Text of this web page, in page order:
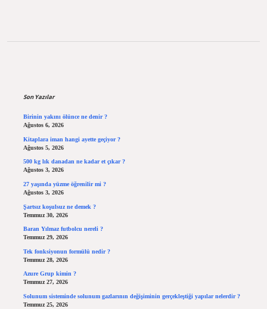
Son Yazılar
Birinin yakını ölünce ne denir ?
Ağustos 6, 2026
Kitaplara iman hangi ayette geçiyor ?
Ağustos 5, 2026
500 kg lık danadan ne kadar et çıkar ?
Ağustos 3, 2026
27 yaşında yüzme öğrenilir mi ?
Ağustos 3, 2026
Şartsız koşulsuz ne demek ?
Temmuz 30, 2026
Baran Yılmaz futbolcu nereli ?
Temmuz 29, 2026
Tek fonksiyonun formülü nedir ?
Temmuz 28, 2026
Azure Grup kimin ?
Temmuz 27, 2026
Solunum sisteminde solunum gazlarının değişiminin gerçekleştiği yapılar nelerdir ?
Temmuz 25, 2026